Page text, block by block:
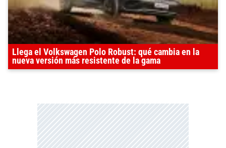
Llega el Volkswagen Polo Robust: qué cambia en la
nueva versión más resistente de la gama